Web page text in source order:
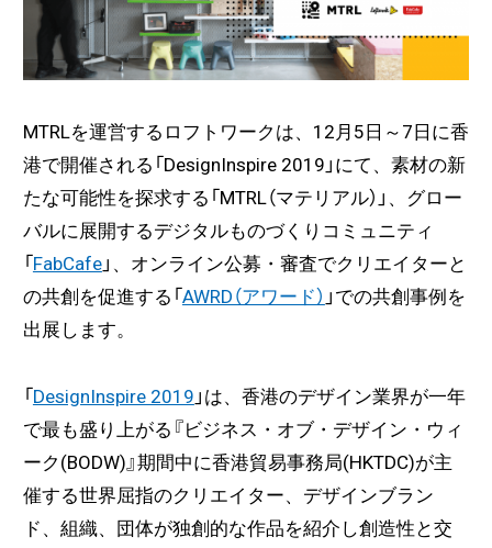
MTRLを運営するロフトワークは、12月5日～7日に香
港で開催される「DesignInspire 2019」にて、素材の新
たな可能性を探求する「MTRL（マテリアル）」、グロー
バルに展開するデジタルものづくりコミュニティ
「FabCafe」、オンライン公募・審査でクリエイターと
の共創を促進する「AWRD（アワード） 」での共創事例を
出展します。
「 DesignInspire 2019 」は、香港のデザイン業界が一年
で最も盛り上がる『ビジネス・オブ・デザイン・ウィ
ーク(BODW)』期間中に香港貿易事務局(HKTDC)が主
催する世界屈指のクリエイター、デザインブラン
ド、組織、団体が独創的な作品を紹介し創造性と交